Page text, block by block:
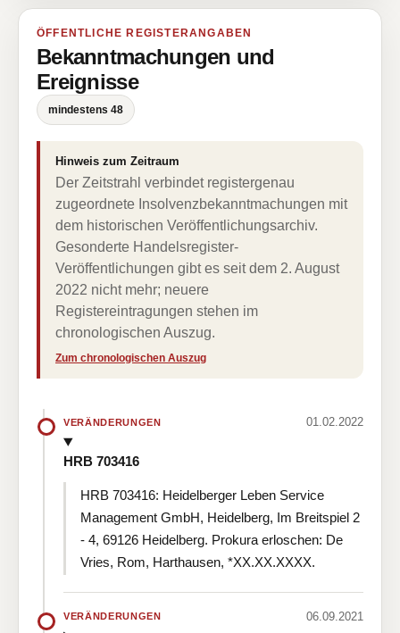
ÖFFENTLICHE REGISTERANGABEN
Bekanntmachungen und
Ereignisse
mindestens 48
Hinweis zum Zeitraum
Der Zeitstrahl verbindet registergenau
zugeordnete Insolvenzbekanntmachungen mit
dem historischen Veröffentlichungsarchiv.
Gesonderte Handelsregister-
Veröffentlichungen gibt es seit dem 2. August
2022 nicht mehr; neuere
Registereintragungen stehen im
chronologischen Auszug.
Zum chronologischen Auszug
VERÄNDERUNGEN 01.02.2022
HRB 703416
HRB 703416: Heidelberger Leben Service
Management GmbH, Heidelberg, Im Breitspiel 2
- 4, 69126 Heidelberg. Prokura erloschen: De
Vries, Rom, Harthausen, *XX.XX.XXXX.
VERÄNDERUNGEN 06.09.2021